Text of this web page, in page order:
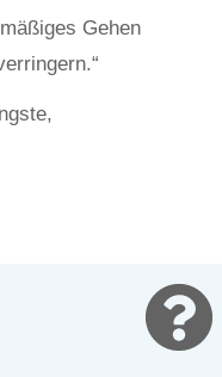
Gehen